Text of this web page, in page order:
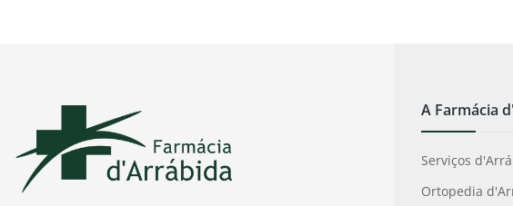
A Farmácia
Serviços
Ortopedia